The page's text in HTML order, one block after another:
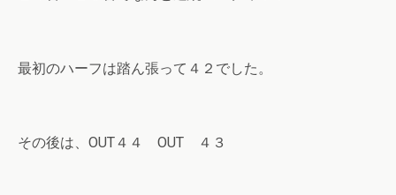
最初のハーフは踏ん張って４２でした。
その後は、OUT４４ OUT ４３